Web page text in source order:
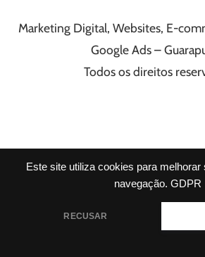
Este site utiliza cookies para melhorar
navegação. GDPR
RECUSAR
Marketing Digital, Websites, E-
Google Ads –
Todos os direitos